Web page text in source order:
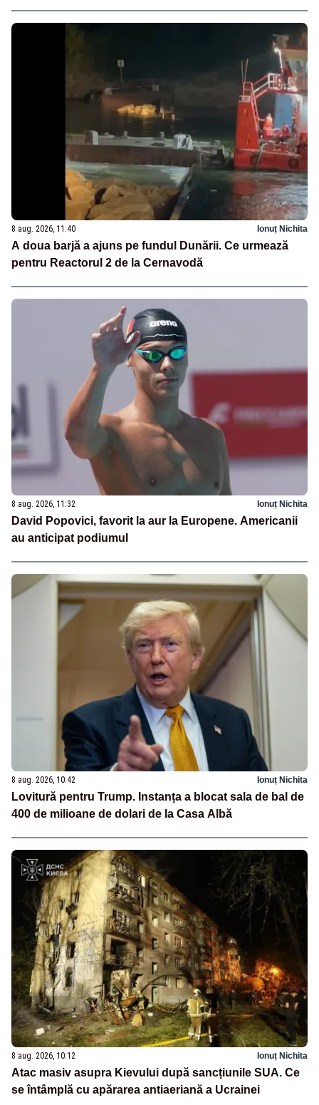
8 aug. 2026, 11:40 Ionuț Nichita
A doua barjă a ajuns pe fundul Dunării. Ce urmează
pentru Reactorul 2 de la Cernavodă
8 aug. 2026, 11:32 Ionuț Nichita
David Popovici, favorit la aur la Europene. Americanii
au anticipat podiumul
8 aug. 2026, 10:42 Ionuț Nichita
Lovitură pentru Trump. Instanța a blocat sala de bal de
400 de milioane de dolari de la Casa Albă
8 aug. 2026, 10:12 Ionuț Nichita
Atac masiv asupra Kievului după sancțiunile SUA. Ce
se întâmplă cu apărarea antiaeriană a Ucrainei